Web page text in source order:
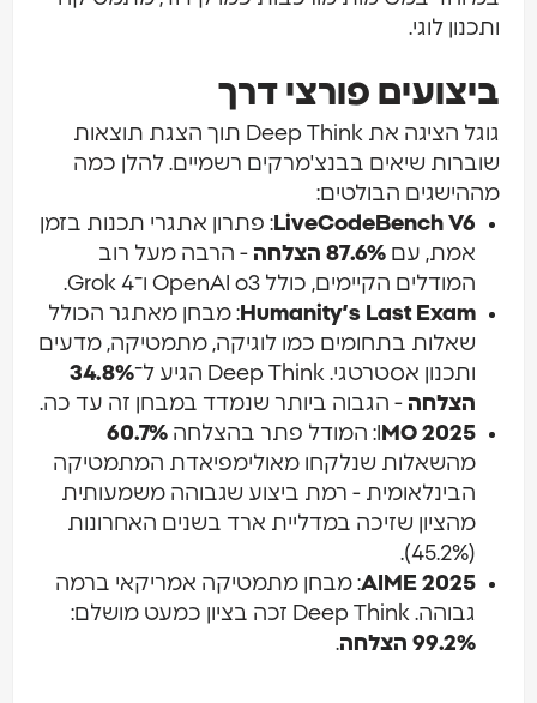
ותכנון לוגי.
ביצועים פורצי דרך
גוגל הציגה את Deep Think תוך הצגת תוצאות
שוברות שיאים בבנצ'מרקים רשמיים. להלן כמה
מההישגים הבולטים:
LiveCodeBench V6: פתרון אתגרי תכנות בזמן
אמת, עם87.6% הצלחה
- הרבה מעל רוב
המודלים הקיימים, כולל OpenAI o3 ו־Grok 4.
Humanity’s Last Exam : מבחן מאתגר הכולל
שאלות בתחומים כמו לוגיקה, מתמטיקה, מדעים
ותכנון אסטרטגי. Deep Think הגיע ל־
34.8%
הצלחה- הגבוה ביותר שנמדד במבחן זה עד כה.
I MO 2025 : המודל פתר בהצלחה60.7%
מהשאלות שנלקחו מאולימפיאדת המתמטיקה
הבינלאומית - רמת ביצוע שגבוהה משמעותית
מהציון שזיכה במדליית ארד בשנים האחרונות
AIME 2025: מבחן מתמטיקה אמריקאי ברמה
גבוהה. Deep Think זכה בציון כמעט מושלם:
99.2% הצלחה
.